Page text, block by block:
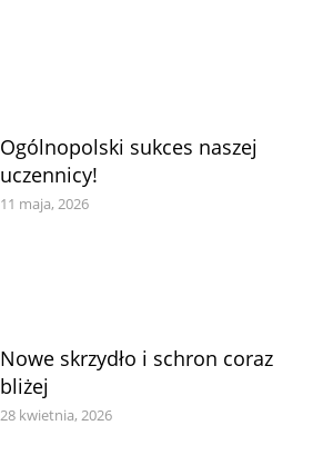
Ogólnopolski sukces naszej
uczennicy!
11 maja, 2026
Nowe skrzydło i schron coraz
bliżej
28 kwietnia, 2026